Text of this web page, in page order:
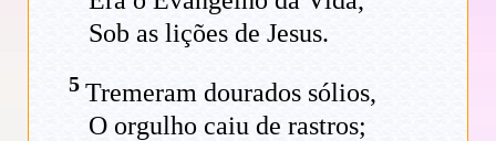
Sob as lições de Jesus.
5 Tremeram dourados sólios,
O orgulho caiu de rastros;